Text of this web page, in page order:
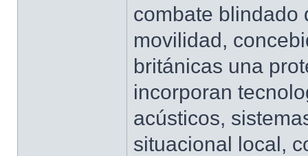
combate blindado
movilidad,
británicas una
incorporan
acústicos,
situacional local,